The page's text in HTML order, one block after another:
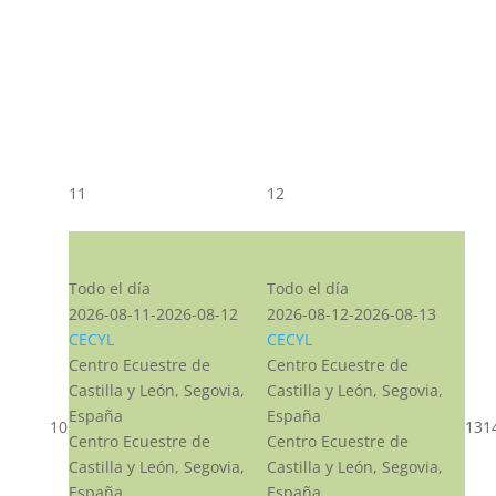
10
11
Todo el día
2026-08-11-2026-08-12
CECYL
Centro Ecuestre de
Castilla y León, Segovia,
España
Centro Ecuestre de
Castilla y León, Segovia,
12
Todo el día
2026-08-12-2026-08-13
CECYL
Centro Ecuestre de
Castilla y León, Segovia,
España
Centro Ecuestre de
Castilla y León, Segovia,
13